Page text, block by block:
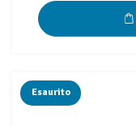
Esaurito